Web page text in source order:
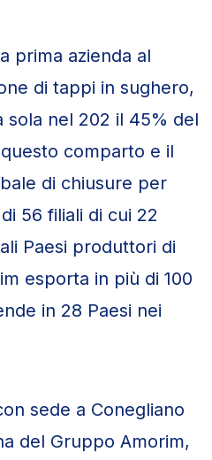
prima azienda al
di tappi in sughero,
sola nel 202 il 45% del
comparto e il
di chiusure per
56 filiali di cui 22
Paesi produttori di
esporta in più di 100
in 28 Paesi nei
sede a Conegliano
del Gruppo Amorim,